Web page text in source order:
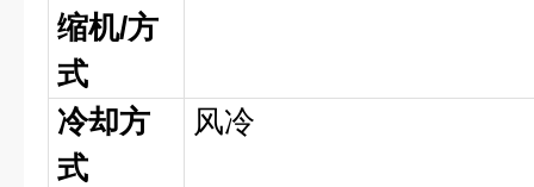
缩机/方
式
冷却方
式
风冷